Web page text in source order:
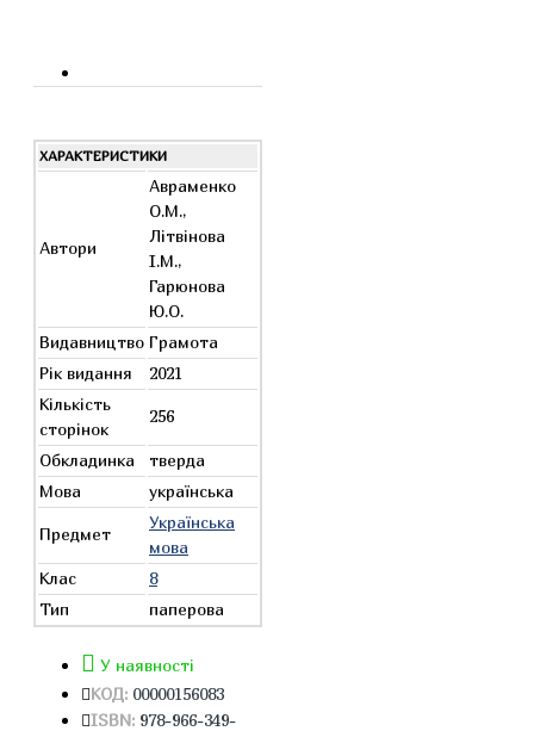
ХАРАКТЕРИСТИКИ
Автори
Авраменко
О.М.,
Літвінова
І.М.,
Гарюнова
Ю.О.
Видавництво Грамота
Рік видання
2021
Кількість
сторінок
256
Обкладинка
тверда
Мова
українська
Предмет
Українська
мова
Клас
8
Тип
паперова
У наявності
КОД: 00000156083
ISBN: 978-966-349-